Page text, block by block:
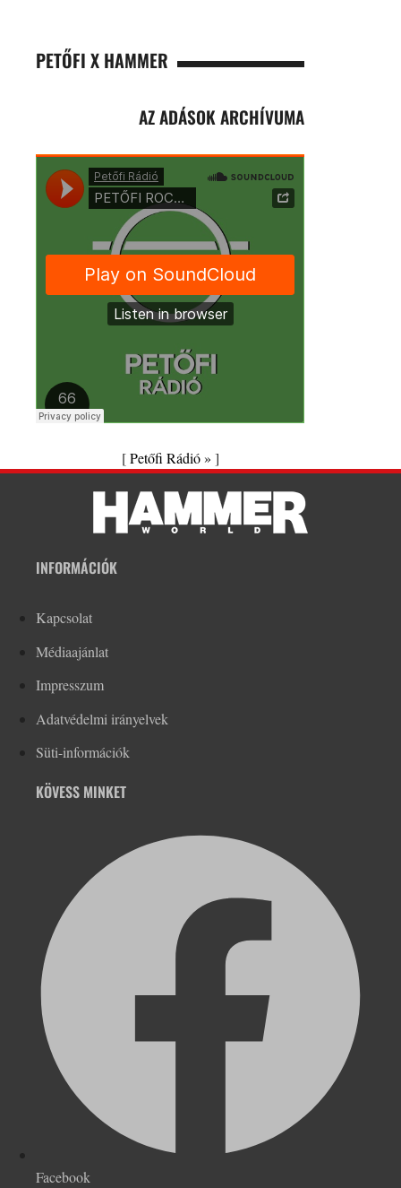
PETŐFI X HAMMER
AZ ADÁSOK ARCHÍVUMA
[Petőfi Rádió » ]
INFORMÁCIÓK
Kapcsolat
Médiaajánlat
Impresszum
Adatvédelmi irányelvek
Süti-információk
KÖVESS MINKET
Facebook